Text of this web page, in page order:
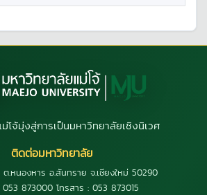
โจ้มุ่งสู่การเป็นมหาวิทยาลัยเชิงนิเวศ
ติดต่อมหาวิทยาลัย
.หนองหาร อ.สันทราย จ.เชียงใหม่ 50290
873000 โทรสาร : 053 873015